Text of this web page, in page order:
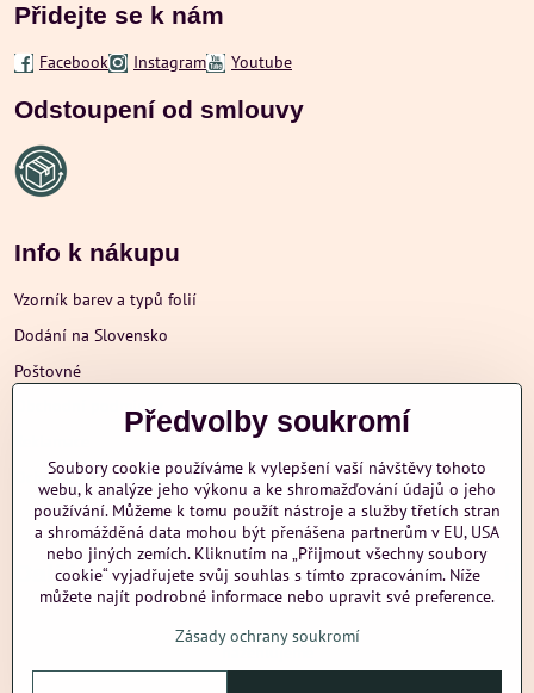
Přidejte se k nám
Facebook Instagram Youtube
Odstoupení od smlouvy
Info k nákupu
Vzorník barev a typů folií
Dodání na Slovensko
Poštovné
Obchodní podmínky
Ochrana osobních údajů
Další informace
nazehlujeme
Předvolby soukromí
Soubory cookie používáme k vylepšení vaší návštěvy tohoto
webu, k analýze jeho výkonu a ke shromažďování údajů o jeho
používání. Můžeme k tomu použít nástroje a služby třetích stran
a shromážděná data mohou být přenášena partnerům v EU, USA
nebo jiných zemích. Kliknutím na „Přijmout všechny soubory
cookie“ vyjadřujete svůj souhlas s tímto zpracováním. Níže
můžete najít podrobné informace nebo upravit své preference.
Zásady ochrany soukromí